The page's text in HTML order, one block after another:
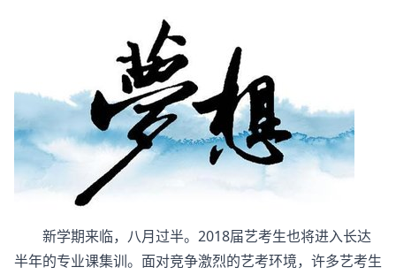
新学期来临，八月过半。2018届艺考生也将进入长达
半年的专业课集训。面对竞争激烈的艺考环境，许多艺考生